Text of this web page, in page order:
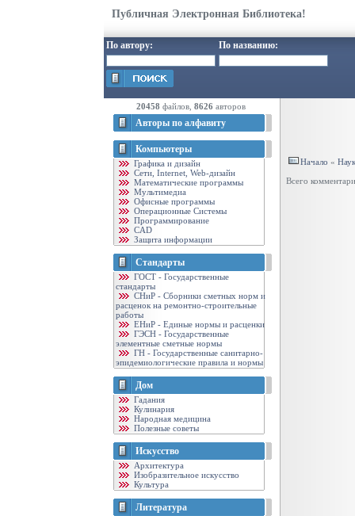
Публичная Электронная Библиотека!
По автору: По названию:
20458 файлов, 8626 авторов
Авторы по алфавиту
Компьютеры
Графика и дизайн
Cети, Internet, Web-дизайн
Математические программы
Мультимедиа
Офисные программы
Операционные Системы
Программирование
CAD
Защита информации
Стандарты
ГОСТ - Государственные
стандарты
CНиР - Сборники сметных норм и
расценок на ремонтно-строительные
работы
ЕНиР - Единые нормы и расценки
ГЭСН - Государственные
элементные сметные нормы
ГН - Государственные санитарно-
эпидемиологические правила и нормы
Дом
Гадания
Кулинария
Народная медицина
Полезные советы
Искусство
Архитектура
Изобразительное искусство
Культура
Литература
Начало «
Всего